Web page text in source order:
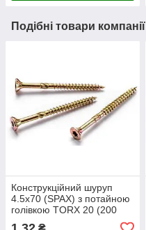
Подібні товари компанії
Конструкційний шуруп
4.5x70 (SPAX) з потайною
голівкою TORX 20 (200